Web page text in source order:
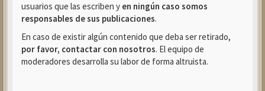
usuarios que las escriben y en ningún caso somos
responsables de sus publicaciones.
En caso de existir algún contenido que deba ser retirado,
por favor, contactar con nosotros. El equipo de
moderadores desarrolla su labor de forma altruista.